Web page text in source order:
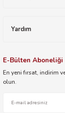
Yardım
E-Bülten Aboneliği
En yeni fırsat, indirim
olun.